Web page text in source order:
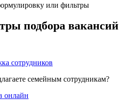
или фильтры
подбора вакансий
сотрудников
семейным сотрудникам?
онлайн